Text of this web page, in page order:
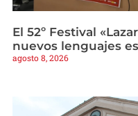
El 52º Festival
nuevos lenguajes
agosto 8, 2026